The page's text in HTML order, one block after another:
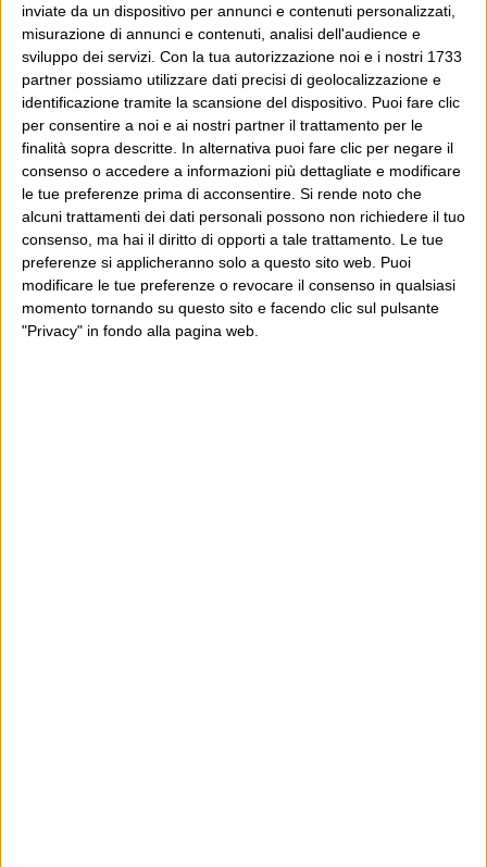
inviate da un dispositivo per annunci e contenuti personalizzati,
misurazione di annunci e contenuti, analisi dell'audience e
sviluppo dei servizi. Con la tua autorizzazione noi e i nostri 1733
partner possiamo utilizzare dati precisi di geolocalizzazione e
identificazione tramite la scansione del dispositivo. Puoi fare clic
per consentire a noi e ai nostri partner il trattamento per le
finalità sopra descritte. In alternativa puoi fare clic per negare il
consenso o accedere a informazioni più dettagliate e modificare
le tue preferenze prima di acconsentire. Si rende noto che
alcuni trattamenti dei dati personali possono non richiedere il tuo
consenso, ma hai il diritto di opporti a tale trattamento. Le tue
preferenze si applicheranno solo a questo sito web. Puoi
modificare le tue preferenze o revocare il consenso in qualsiasi
momento tornando su questo sito e facendo clic sul pulsante
"Privacy" in fondo alla pagina web.
investito invece sugli umani egoismi e trogloditismi
innati, e stanno vincendo loro, in tutto il mondo.
Hanno ragione loro, siamo una specie troglodita, e allora
liberi tutti, conta vincere non cambiare le cose”.
È un tema interessante, perché se si riesce a stare alla
larga per un momento dai giudizi morali, il disincanto da
cui parte è abbastanza condivisibile e condiviso da tutti:
la differenza la fa il proseguire a voler migliorare le cose
a prescindere dai risultati potenziali, oppure rinunciare.
E può darsi che la prima cosa sia più sventata, ingenua e
magari controproducente, piuttosto che nobile o saggia